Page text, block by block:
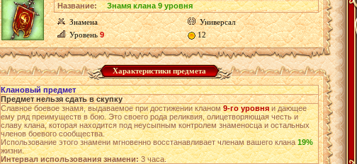
Название:
Знамя клана 9 уровня
Знамена
Универсал
Уровень9 12
Характеристики предмета
Клановый предмет
Предмет нельзя сдать в скупку
Славное боевое знамя, выдаваемое при достижении кланом9-го уровняи дающее
ему ряд преимуществ в бою. Это своего рода реликвия, олицетворяющая честь и
славу клана, которая находится под неусыпным контролем знаменосца и остальных
членов боевого сообщества.
Использование этого знамени мгновенно восстанавливает членам вашего клана19%
жизни.
Интервал использования знамени:3 часа.